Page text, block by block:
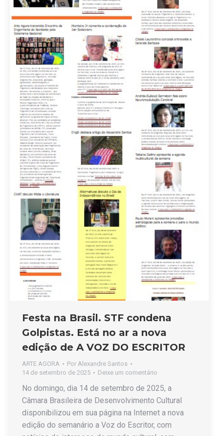
Festa na Brasil. STF condena
Golpistas. Está no ar a nova
edição de A VOZ DO ESCRITOR
ARTE AGORA Por Alexandre Santos
14 de setembro de 2025
Deixe um comentário
No domingo, dia 14 de setembro de 2025, a
Câmara Brasileira de Desenvolvimento Cultural
disponibilizou em sua página na Internet a nova
edição do semanário a Voz do Escritor, com